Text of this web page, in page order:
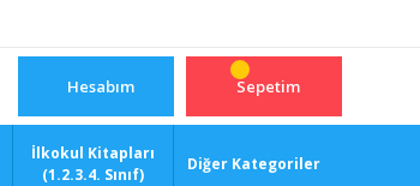
Hesabım Sepetim
İlkokul Kitapları
(1.2.3.4. Sınıf)
Diğer Kategoriler